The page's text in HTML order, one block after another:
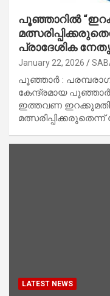
പൂഞ്ഞാറിൽ
പ്രാദേശിക
January 22, 2026
പൂഞ്ഞാർ :
കേന്ദ്രമായ
ഇത്തവണ ഇറക്കുമതി
LATEST NEWS